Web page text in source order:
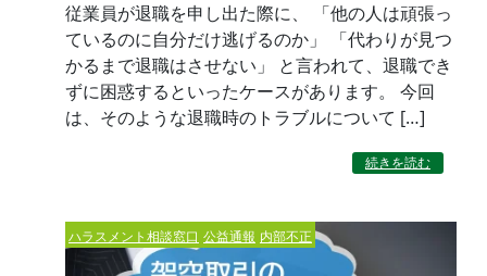
従業員が退職を申し出た際に、 「他の人は頑張っ
ているのに自分だけ逃げるのか」 「代わりが見つ
かるまで退職はさせない」 と言われて、退職でき
ずに困惑するといったケースがあります。 今回
は、そのような退職時のトラブルについて […]
続きを読む
ハラスメント相談窓口 公益通報 内部不正